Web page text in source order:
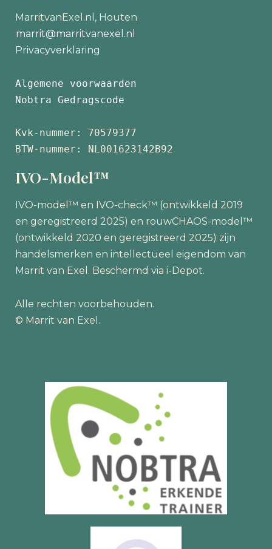
MarritvanExel.nl, Houten
marrit@marritvanexel.nl
Privacyverklaring
Algemene voorwaarden
Nobtra Gedragscode
Kvk-nummer: 70579377
BTW-nummer: NL001623142B92
IVO-Model™
IVO-model™ en IVO-check™ (ontwikkeld 2019
en geregistreerd 2025) en rouwCHAOS-model™
(ontwikkeld 2020 en geregistreerd 2025) zijn
handelsmerken en intellectueel eigendom van
Marrit van Exel. Beschermd via i-Depot.
Alle rechten voorbehouden.
© Marrit van Exel.